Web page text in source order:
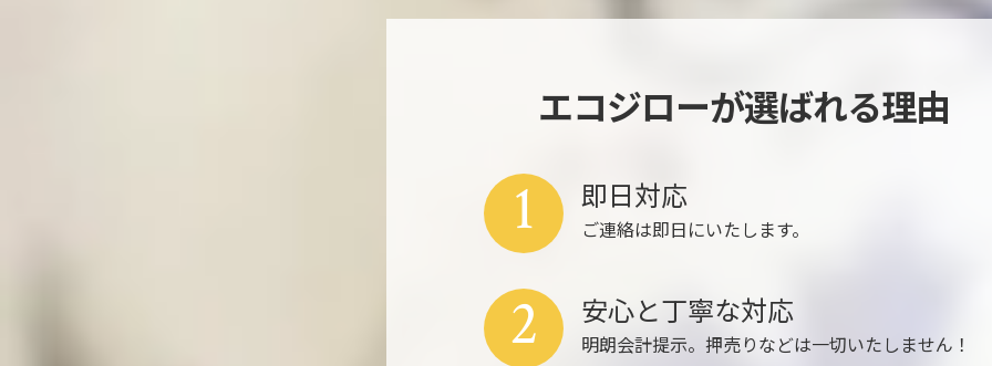
エコジローが選ばれる理由
即日対応
ご連絡は即日にいたします。
1
安心と丁寧な対応
明朗会計提示。押売りなどは一切いたしません！
2